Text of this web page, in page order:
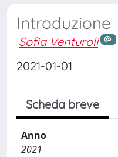
Introduzione
Sofia Venturoli
2021-01-01
Scheda breve
Anno
2021